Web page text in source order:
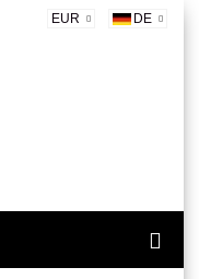
EUR DE